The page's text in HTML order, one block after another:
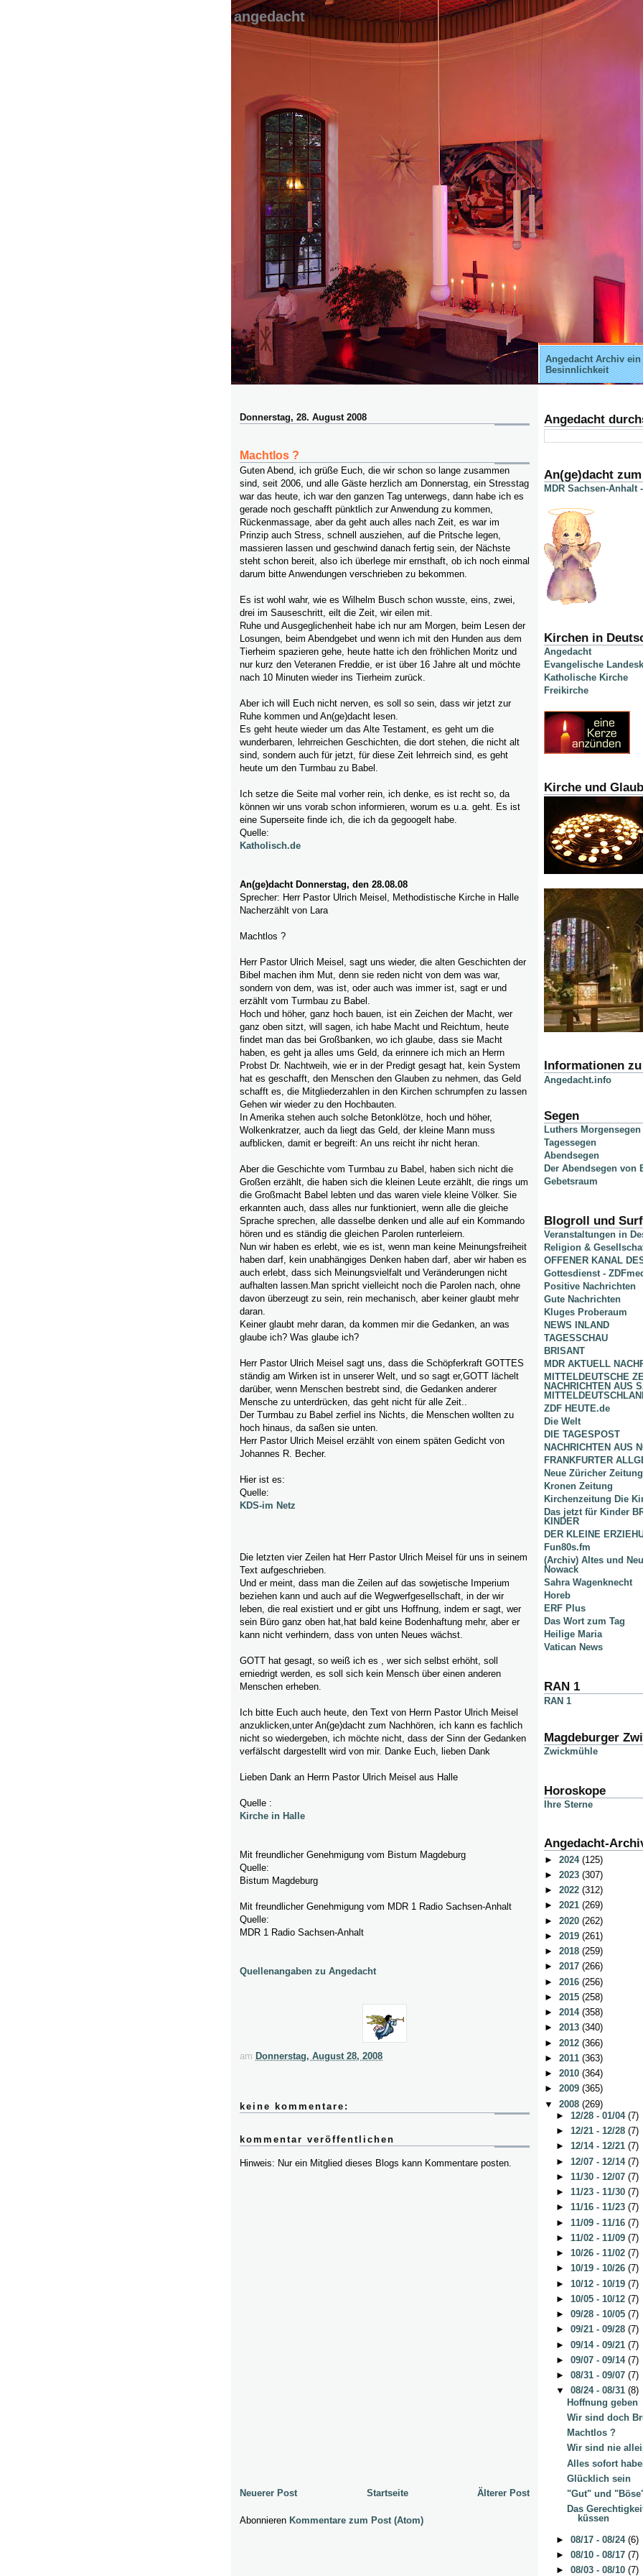
angedacht
Angedacht Archiv
Besinnlichkeit
Donnerstag, 28. August 2008
Machtlos ?
Guten Abend, ich grüße Euch, die wir schon so lange zusammen
sind, seit 2006, und alle Gäste herzlich am Donnerstag, ein Stresstag
war das heute, ich war den ganzen Tag unterwegs, dann habe ich es
gerade noch geschafft pünktlich zur Anwendung zu kommen,
Rückenmassage, aber da geht auch alles nach Zeit, es war im
Prinzip auch Stress, schnell ausziehen, auf die Pritsche legen,
massieren lassen und geschwind danach fertig sein, der Nächste
steht schon bereit, also ich überlege mir ernsthaft, ob ich noch einmal
darum bitte Anwendungen verschrieben zu bekommen.
Es ist wohl wahr, wie es Wilhelm Busch schon wusste, eins, zwei,
drei im Sauseschritt, eilt die Zeit, wir eilen mit.
Ruhe und Ausgeglichenheit habe ich nur am Morgen, beim Lesen der
Losungen, beim Abendgebet und wenn ich mit den Hunden aus dem
Tierheim spazieren gehe, heute hatte ich den fröhlichen Moritz und
nur kurz den Veteranen Freddie, er ist über 16 Jahre alt und möchte
nach 10 Minuten wieder ins Tierheim zurück.
Aber ich will Euch nicht nerven, es soll so sein, dass wir jetzt zur
Ruhe kommen und An(ge)dacht lesen.
Es geht heute wieder um das Alte Testament, es geht um die
wunderbaren, lehrreichen Geschichten, die dort stehen, die nicht alt
sind, sondern auch für jetzt, für diese Zeit lehrreich sind, es geht
heute um den Turmbau zu Babel.
Ich setze die Seite mal vorher rein, ich denke, es ist recht so, da
können wir uns vorab schon informieren, worum es u.a. geht. Es ist
eine Superseite finde ich, die ich da gegoogelt habe.
Quelle:
Katholisch.de
An(ge)dacht Donnerstag, den 28.08.08
Sprecher: Herr Pastor Ulrich Meisel, Methodistische Kirche in Halle
Nacherzählt von Lara
Machtlos ?
Herr Pastor Ulrich Meisel, sagt uns wieder, die alten Geschichten der
Bibel machen ihm Mut, denn sie reden nicht von dem was war,
sondern von dem, was ist, oder auch was immer ist, sagt er und
erzählt vom Turmbau zu Babel.
Hoch und höher, ganz hoch bauen, ist ein Zeichen der Macht, wer
ganz oben sitzt, will sagen, ich habe Macht und Reichtum, heute
findet man das bei Großbanken, wo ich glaube, dass sie Macht
haben, es geht ja alles ums Geld, da erinnere ich mich an Herrn
Probst Dr. Nachtweih, wie er in der Predigt gesagt hat, kein System
hat es geschafft, den Menschen den Glauben zu nehmen, das Geld
schafft es, die Mitgliederzahlen in den Kirchen schrumpfen zu lassen
Gehen wir wieder zu den Hochbauten.
In Amerika stehen auch solche Betonklötze, hoch und höher,
Wolkenkratzer, auch da liegt das Geld, der kleine Mann muss
aufblicken, damit er begreift: An uns reicht ihr nicht heran.
Aber die Geschichte vom Turmbau zu Babel, haben sich nicht die
Großen erzählt, die haben sich die kleinen Leute erzählt, die rings um
die Großmacht Babel lebten und das waren viele kleine Völker. Sie
erkannten auch, dass alles nur funktioniert, wenn alle die gleiche
Sprache sprechen, alle dasselbe denken und alle auf ein Kommando
hören und es ständig die gleichen Parolen runterleiern.
Nun wir haben es erlebt, wie es ist, wenn man keine Meinungsfreiheit
haben darf, kein unabhängiges Denken haben darf, aber wir haben es
auch erlebt, dass sich Meinungsvielfalt und Veränderungen nicht
aufhalten lassen.Man spricht vielleicht noch die Parolen nach, ohne
davon überzeugt zu sein, rein mechanisch, aber keiner glaubt mehr
daran.
Keiner glaubt mehr daran, da kommen mir die Gedanken, an was
glaube ich? Was glaube ich?
Herr Pastor Ulrich Meisel sagt uns, dass die Schöpferkraft GOTTES
ständig am Wirken ist in unserer Welt, und so sagt er,GOTT lächelt
darüber, wenn Menschen bestrebt sind, die Gedanken anderer
Mensche zu unterdrücken, das geht nicht für alle Zeit..
Der Turmbau zu Babel zerfiel ins Nichts, die Menschen wollten zu
hoch hinaus, da saßen sie unten.
Herr Pastor Ulrich Meisel erzählt von einem späten Gedicht von
Johannes R. Becher.
Hier ist es:
Quelle:
KDS-im Netz
Die letzten vier Zeilen hat Herr Pastor Ulrich Meisel für uns in seinem
Text aufgeschrieben.
Und er meint, dass man die Zeilen auf das sowjetische Imperium
beziehen kann und auch auf die Wegwerfgesellschaft, in der wir
leben, die real existiert und er gibt uns Hoffnung, indem er sagt, wer
sein Büro ganz oben hat,hat bald keine Bodenhaftung mehr, aber er
kann nicht verhindern, dass von unten Neues wächst.
GOTT hat gesagt, so weiß ich es , wer sich selbst erhöht, soll
erniedrigt werden, es soll sich kein Mensch über einen anderen
Menschen erheben.
Ich bitte Euch auch heute, den Text von Herrn Pastor Ulrich Meisel
anzuklicken,unter An(ge)dacht zum Nachhören, ich kann es fachlich
nicht so wiedergeben, ich möchte nicht, dass der Sinn der Gedanken
verfälscht dargestellt wird von mir. Danke Euch, lieben Dank
Lieben Dank an Herrn Pastor Ulrich Meisel aus Halle
Quelle :
Kirche in Halle
Mit freundlicher Genehmigung vom Bistum Magdeburg
Quelle:
Bistum Magdeburg
Mit freundlicher Genehmigung vom MDR 1 Radio Sachsen-Anhalt
Quelle:
MDR 1 Radio Sachsen-Anhalt
Quellenangaben zu Angedacht
am Donnerstag, August 28, 2008
keine kommentare:
kommentar veröffentlichen
Hinweis: Nur ein Mitglied dieses Blogs kann Kommentare posten.
Neuerer Post Älterer Post
Startseite
Abonnieren Kommentare zum Post (Atom)
Angedacht
An(ge)dacht
MDR Sachsen-Anhalt
Kirchen in
Angedacht
Evangelische
Katholische Kirche
Freikirche
Kirche und
Informationen
Angedacht.info
Segen
Luthers Morgensegen
Tagessegen
Abendsegen
Der Abendsegen von
Gebetsraum
Blogroll und
Veranstaltungen in
Religion &
OFFENER KANAL
Gottesdienst -
Positive Nachrichten
Gute Nachrichten
Kluges Proberaum
NEWS INLAND
TAGESSCHAU
BRISANT
MDR AKTUELL
MITTELDEUTSCHE
NACHRICHTEN AUS
ZDF HEUTE.de
Die Welt
DIE TAGESPOST
NACHRICHTEN AUS
FRANKFURTER
Neue Züricher Zeitung
Kronen Zeitung
Kirchenzeitung Die
Das jetzt für Kinder
KINDER
DER KLEINE
Fun80s.fm
(Archiv) Altes und
Nowack
Sahra Wagenknecht
Horeb
ERF Plus
Das Wort zum Tag
Heilige Maria
Vatican News
RAN 1
RAN 1
Magdeburger
Zwickmühle
Horoskope
Ihre Sterne
Angedacht-
► 2024 (125)
► 2023 (307)
► 2022 (312)
► 2021 (269)
► 2020 (262)
► 2019 (261)
► 2018 (259)
► 2017 (266)
► 2016 (256)
► 2015 (258)
► 2014 (358)
► 2013 (340)
► 2012 (366)
► 2011 (363)
► 2010 (364)
► 2009 (365)
▼ 2008 (269)
► 12/28 - 01/04 (7)
► 12/21 - 12/28 (7)
► 12/14 - 12/21 (7)
► 12/07 - 12/14 (7)
► 11/30 - 12/07 (7)
► 11/23 - 11/30 (7)
► 11/16 - 11/23 (7)
► 11/09 - 11/16 (7)
► 11/02 - 11/09 (7)
► 10/26 - 11/02 (7)
► 10/19 - 10/26 (7)
► 10/12 - 10/19 (7)
► 10/05 - 10/12 (7)
► 09/28 - 10/05 (7)
► 09/21 - 09/28 (7)
► 09/14 - 09/21 (7)
► 09/07 - 09/14 (7)
► 08/31 - 09/07 (7)
▼ 08/24 - 08/31 (8)
Hoffnung geben
Wir sind doch
Machtlos ?
Wir sind nie
Alles sofort
Glücklich sein
"Gut" und
Das
küssen
► 08/17 - 08/24 (6)
► 08/10 - 08/17 (7)
► 08/03 - 08/10 (7)